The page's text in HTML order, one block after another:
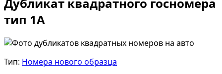
тип 1А
Тип: Номера нового образца